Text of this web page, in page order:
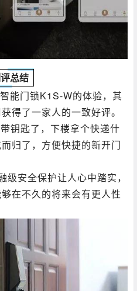
总结
能门锁K1S-W的体验，其
得了一家人的一致好评。
钥匙了，下楼拿个快递什
归了，方便快捷的新开门
级安全保护让人心中踏实，
在不久的将来会有更人性